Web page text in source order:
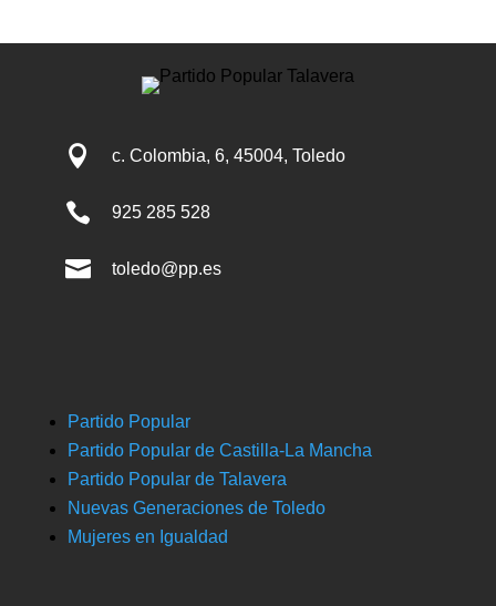
 c. Colombia, 6, 45004, Toledo
 925 285 528
 toledo@pp.es
Partido Popular
Partido Popular de Castilla-La Mancha
Partido Popular de Talavera
Nuevas Generaciones de Toledo
Mujeres en Igualdad